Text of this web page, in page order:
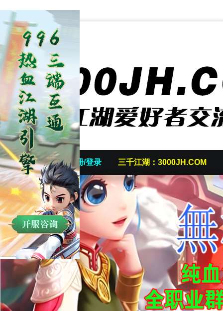
首页 发帖/注册/登录 三千江湖：3000JH.COM